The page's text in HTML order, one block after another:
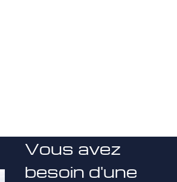
Vous avez
besoin d'une